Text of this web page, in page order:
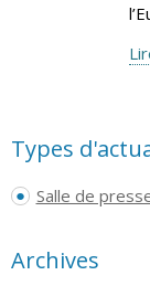
Types
Salle de
Archives